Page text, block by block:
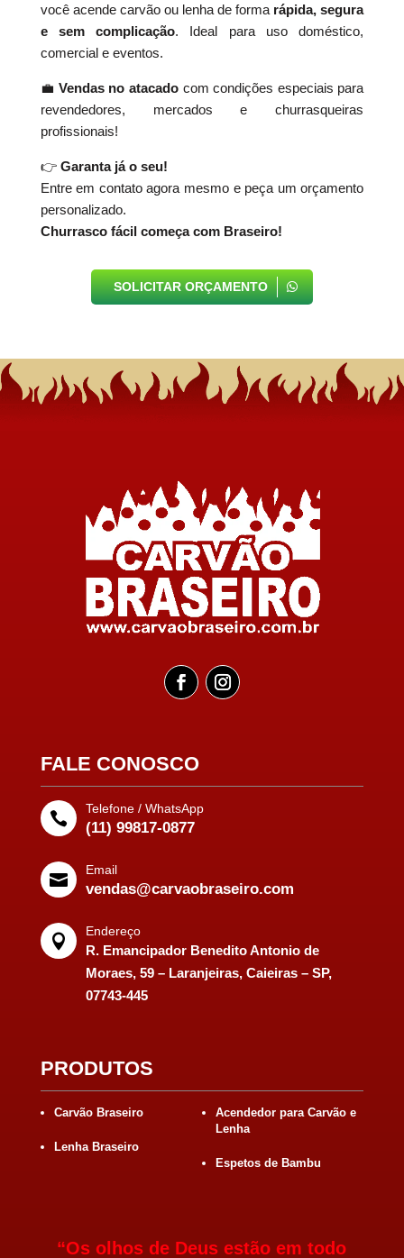
você acende carvão ou lenha de forma rápida, segura
e sem complicação. Ideal para uso doméstico,
comercial e eventos.
💼 Vendas no atacado com condições especiais para
revendedores, mercados e churrasqueiras
profissionais!
👉 Garanta já o seu!
Entre em contato agora mesmo e peça um orçamento
personalizado.
Churrasco fácil começa com Braseiro!
SOLICITAR ORÇAMENTO
FALE CONOSCO

Telefone / WhatsApp
(11) 99817-0877

Email
vendas@carvaobraseiro.com

Endereço
R. Emancipador Benedito Antonio de
Moraes, 59 – Laranjeiras, Caieiras – SP,
07743-445
PRODUTOS
Carvão Braseiro
Lenha Braseiro
Acendedor para Carvão e
Lenha
Espetos de Bambu
“Os olhos de Deus estão em todo